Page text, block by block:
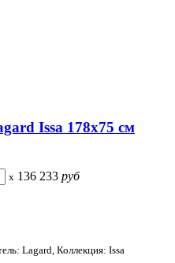
Issa 178x75 см
x 136 233 руб
Lagard, Коллекция: Issa